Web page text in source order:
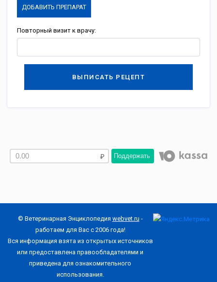
ДОБАВИТЬ ПРЕПАРАТ
Повторный визит к врачу:
ВЫПИСАТЬ РЕЦЕПТ
Поддержать
© Ветеринарная Энциклопедия webvet.ru -
работаем для Вас с 2006 года!
Вся информация взята из открытых источников
или предоставлена правообладателями и
приведена для ознакомительного
использования.